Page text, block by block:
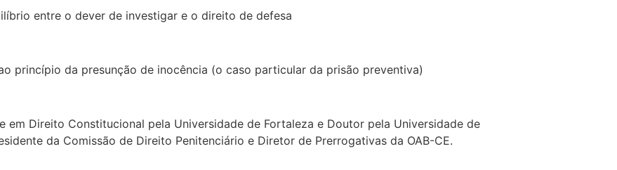
entre o dever de investigar e o direito de defesa
princípio da presunção de inocência (o caso particular da prisão preventiva)
em Direito Constitucional pela Universidade de Fortaleza e Doutor pela Universidade de
da Comissão de Direito Penitenciário e Diretor de Prerrogativas da OAB-CE.